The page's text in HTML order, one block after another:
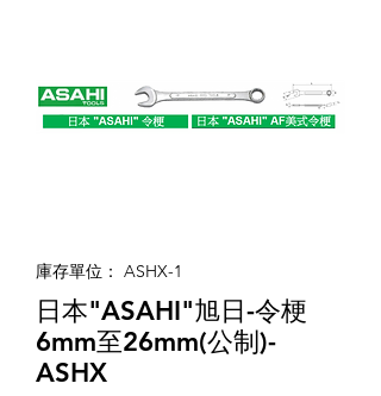
庫存單位： ASHX-1
日本"ASAHI"旭日-令梗
6mm至26mm(公制)-
ASHX